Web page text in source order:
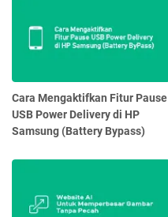
Cara Mengaktifkan Fitur Pause
USB Power Delivery di HP
Samsung (Battery Bypass)